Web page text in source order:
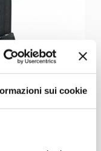
sui cookie